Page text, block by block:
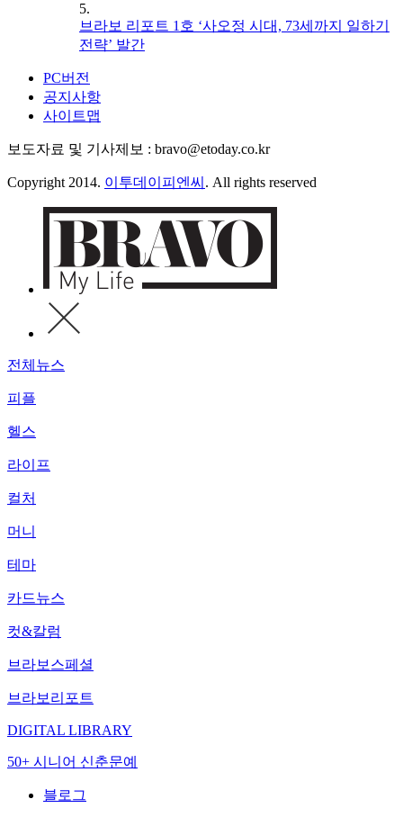
5.
브라보 리포트 1호 ‘사오정 시대, 73세까지 일하기
전략’ 발간
PC버전
공지사항
사이트맵
보도자료 및 기사제보 : bravo@etoday.co.kr
Copyright 2014. 이투데이피엔씨 . All rights reserved
전체뉴스
피플
헬스
라이프
컬처
머니
테마
카드뉴스
컷&칼럼
브라보스페셜
브라보리포트
DIGITAL LIBRARY
50+ 시니어 신춘문예
블로그